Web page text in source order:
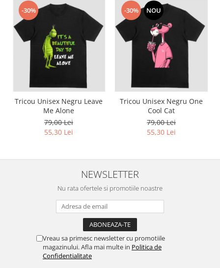
-30%
Tricou Unisex Negru Leave
Me Alone
79,00 Lei
55,30 Lei
-30% NOU
Tricou Unisex Negru One
Cool Cat
79,00 Lei
55,30 Lei
NEWSLETTER
Nu rata ofertele si promotiile noastre
Vreau sa primesc newsletter cu promotiile
magazinului. Afla mai multe in Politica de
Confidentialitate